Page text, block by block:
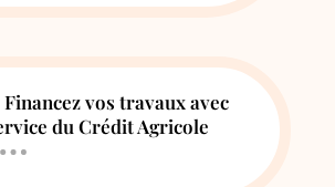
vos travaux avec
du Crédit Agricole